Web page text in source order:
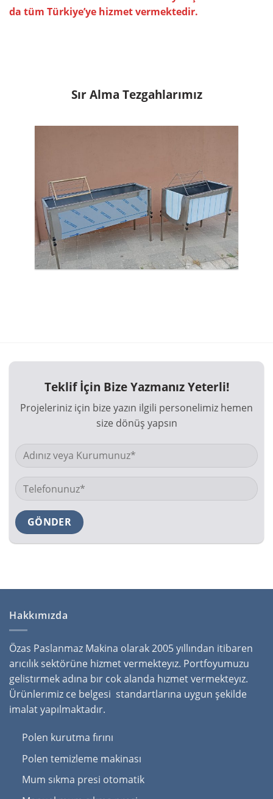
da tüm Türkiye’ye hizmet vermektedir.
Sır Alma Tezgahlarımız
Teklif İçin Bize Yazmanız Yeterli!
Projeleriniz için bize yazın ilgili personelimiz hemen
size dönüş yapsın
Hakkımızda
Özas Paslanmaz Makina olarak 2005 yıllından itibaren
arıcılık sektörüne hizmet vermekteyız. Portfoyumuzu
gelistırmek adına bır cok alanda hızmet vermekteyız.
Ürünlerımiz ce belgesi standartlarına uygun şekilde
imalat yapılmaktadır.
Polen kurutma fırını
Polen temizleme makinası
Mum sıkma presi otomatik